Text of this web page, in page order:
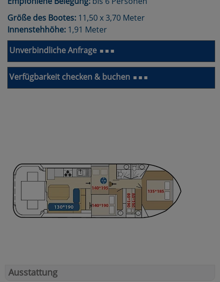
Größe des Bootes: 11,50 x 3,70 Meter
Innenstehhöhe: 1,91 Meter
Unverbindliche Anfrage ■ ■ ■
Verfügbarkeit checken & buchen ■ ■ ■
Ausstattung